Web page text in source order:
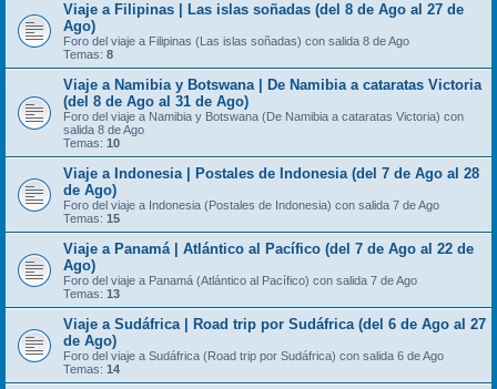
Viaje a Filipinas | Las islas soñadas (del 8 de Ago al 27 de
Ago)
Foro del viaje a Filipinas (Las islas soñadas) con salida 8 de Ago
Temas: 8
Viaje a Namibia y Botswana | De Namibia a cataratas Victoria
(del 8 de Ago al 31 de Ago)
Foro del viaje a Namibia y Botswana (De Namibia a cataratas Victoria) con
salida 8 de Ago
Temas: 10
Viaje a Indonesia | Postales de Indonesia (del 7 de Ago al 28
de Ago)
Foro del viaje a Indonesia (Postales de Indonesia) con salida 7 de Ago
Temas: 15
Viaje a Panamá | Atlántico al Pacífico (del 7 de Ago al 22 de
Ago)
Foro del viaje a Panamá (Atlántico al Pacífico) con salida 7 de Ago
Temas: 13
Viaje a Sudáfrica | Road trip por Sudáfrica (del 6 de Ago al 27
de Ago)
Foro del viaje a Sudáfrica (Road trip por Sudáfrica) con salida 6 de Ago
Temas: 14